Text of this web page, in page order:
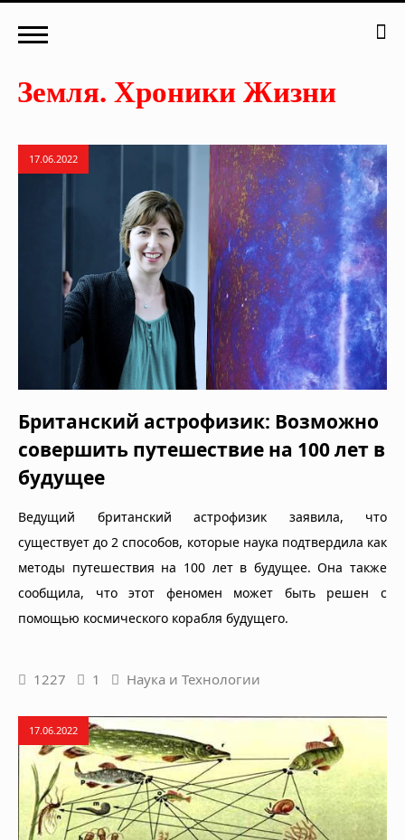
17.06.2022
Британский астрофизик: Возможно
совершить путешествие на 100 лет в
будущее
Ведущий британский астрофизик заявила, что
существует до 2 способов, которые наука подтвердила как
методы путешествия на 100 лет в будущее. Она также
сообщила, что этот феномен может быть решен с
помощью космического корабля будущего.
1227 1 Наука и Технологии
17.06.2022